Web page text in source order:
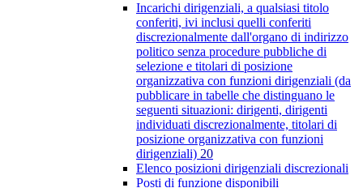
Incarichi dirigenziali, a qualsiasi titolo
conferiti, ivi inclusi quelli conferiti
discrezionalmente dall'organo di indirizzo
politico senza procedure pubbliche di
selezione e titolari di posizione
organizzativa con funzioni dirigenziali (da
pubblicare in tabelle che distinguano le
seguenti situazioni: dirigenti, dirigenti
individuati discrezionalmente, titolari di
posizione organizzativa con funzioni
dirigenziali) 20
Elenco posizioni dirigenziali discrezionali
Posti di funzione disponibili